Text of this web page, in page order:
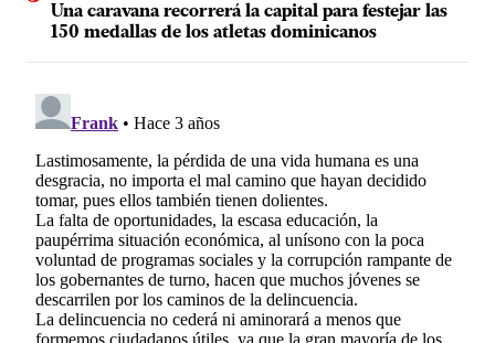
Una caravana recorrerá la capital para festejar las
150 medallas de los atletas dominicanos